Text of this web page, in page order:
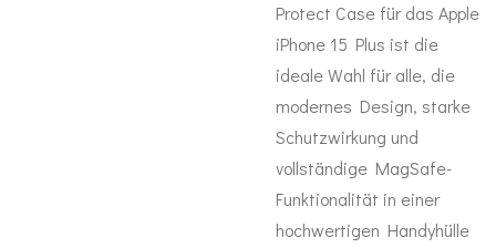
Protect Case für das Apple
iPhone 15 Plus ist die
ideale Wahl für alle, die
modernes Design, starke
Schutzwirkung und
vollständige MagSafe-
Funktionalität in einer
hochwertigen Handyhülle